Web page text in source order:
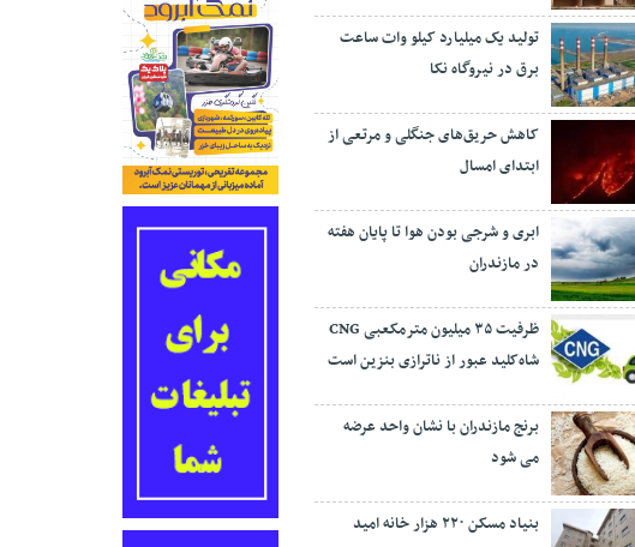
تولید یک میلیارد کیلو وات ساعت
برق در نیروگاه نکا
کاهش حریق‌های جنگلی و مرتعی از
ابتدای امسال
ابری و شرجی بودن هوا تا پایان هفته
در مازندران
ظرفیت ۳۵ میلیون مترمکعبی CNG
شاه‌کلید عبور از ناترازی بنزین است
برنج مازندران با نشان واحد عرضه
می شود
بنیاد مسکن ۲۲۰ هزار خانه امید